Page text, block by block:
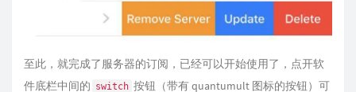
至此，就完成了服务器的订阅，已经可以开始使用了，点开软
件底栏中间的 switch 按钮（带有 quantumult 图标的按钮）可